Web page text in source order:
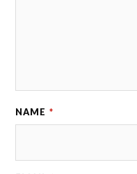
NAME *